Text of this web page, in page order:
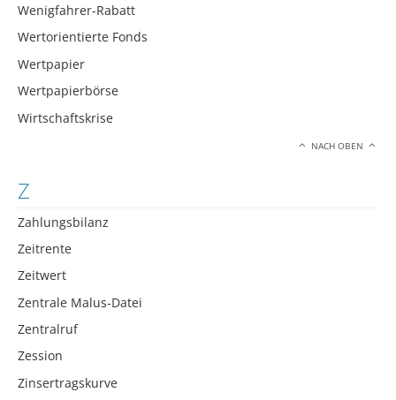
Wenigfahrer-Rabatt
Wertorientierte Fonds
Wertpapier
Wertpapierbörse
Wirtschaftskrise
NACH OBEN
Z
Zahlungsbilanz
Zeitrente
Zeitwert
Zentrale Malus-Datei
Zentralruf
Zession
Zinsertragskurve